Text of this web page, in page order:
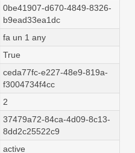
0be41907-d670-4849-8326-
b9ead33ea1dc
fa un 1 any
True
ceda77fc-e227-48e9-819a-
f3004734f4cc
2
37479a72-84ca-4d09-8c13-
8dd2c25522c9
active